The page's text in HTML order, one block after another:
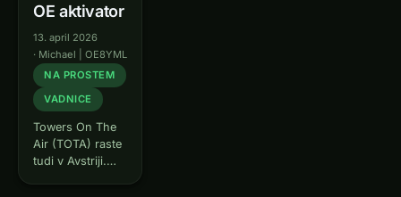
OE aktivator
13. april 2026
· Michael | OE8YML
NA PROSTEM
VADNICE
Towers On The
Air (TOTA) raste
tudi v Avstriji.